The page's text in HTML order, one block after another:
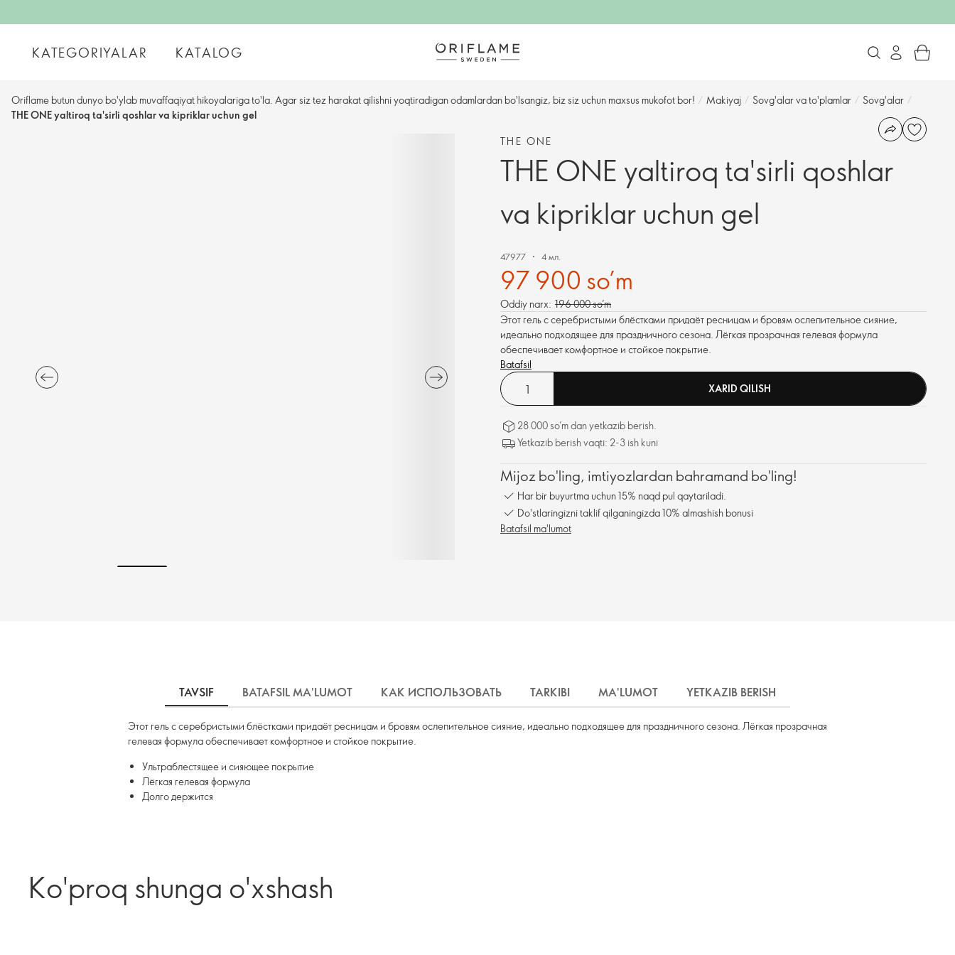
KATEGORIYALAR KATALOG
Oriflame butun dunyo bo'ylab muvaffaqiyat hikoyalariga to'la. Agar siz tez harakat qilishni yoqtiradigan odamlardan bo'lsangiz, biz siz uchun maxsus mukofot bor! / Makiyaj / Sovg'alar va to'plamlar / Sovg'alar /
THE ONE yaltiroq ta'sirli qoshlar va kipriklar uchun gel
THE ONE
THE ONE yaltiroq ta'sirli qoshlar
va kipriklar uchun gel
47977 4 мл.
97 900 so’m
Oddiy narx: 196 000 so’m
Этот гель с серебристыми блёстками придаёт ресницам и бровям ослепительное сияние,
идеально подходящее для праздничного сезона. Лёгкая прозрачная гелевая формула
обеспечивает комфортное и стойкое покрытие.
Batafsil
XARID QILISH
28 000 so’m dan yetkazib berish.
Yetkazib berish vaqti: 2-3 ish kuni
Mijoz bo'ling, imtiyozlardan bahramand bo'ling!
Har bir buyurtma uchun 15% naqd pul qaytariladi.
Do'stlaringizni taklif qilganingizda 10% almashish bonusi
Batafsil ma'lumot
TAVSIF BATAFSIL MA'LUMOT КАК ИСПОЛЬЗОВАТЬ TARKIBI MA'LUMOT YETKAZIB BERISH
Этот гель с серебристыми блёстками придаёт ресницам и бровям ослепительное сияние, идеально подходящее для праздничного сезона. Лёгкая прозрачная
гелевая формула обеспечивает комфортное и стойкое покрытие.
Ультраблестящее и сияющее покрытие
Лёгкая гелевая формула
Долго держится
Ko'proq shunga o'xshash